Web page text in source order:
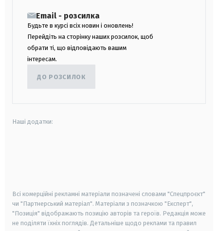
Email - розсилка
Будьте в курсі всіх новин і оновлень!
Перейдіть на сторінку наших розсилок, щоб
обрати ті, що відповідають вашим
інтересам.
ДО РОЗСИЛОК
Наші додатки:
Всі комерційні рекламні матеріали позначені словами "Спецпроєкт"
чи "Партнерський матеріал". Матеріали з позначкою "Експерт",
"Позиція" відображають позицію авторів та героїв. Редакція може
не поділяти їхніх поглядів. Детальніше щодо реклами та правил